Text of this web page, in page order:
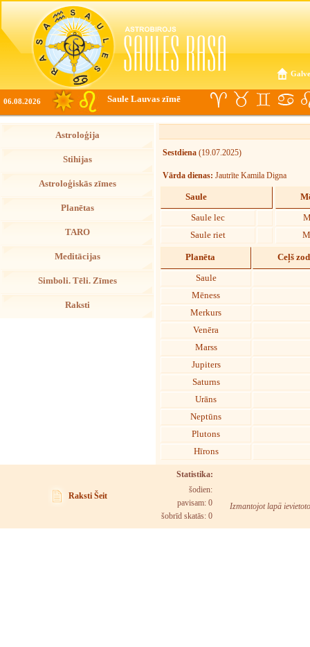
06.08.2026 Saule Lauvas zīmē
Astroloģija
Stihijas
Astroloģiskās zīmes
Planētas
TARO
Meditācijas
Simboli. Tēli. Zīmes
Raksti
Sestdiena (19.07.2025)
Vārda dienas: Jautrīte Kamila Digna
Saule
Saule lec
Saule riet
Planēta Ceļš
Saule
Mēness
Merkurs
Venēra
Marss
Jupiters
Saturns
Urāns
Neptūns
Plutons
Hīrons
Raksti Šeit
Statistika:
šodien:
pavisam: 0
šobrīd skatās: 0
Izmantojot lapā